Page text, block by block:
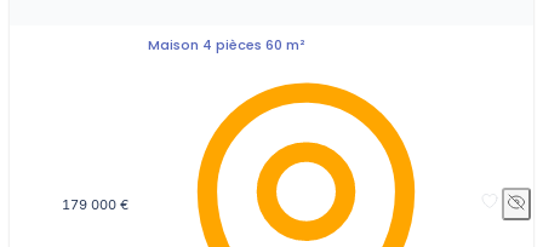
179 000 €
Maison 4 pièces 60 m²